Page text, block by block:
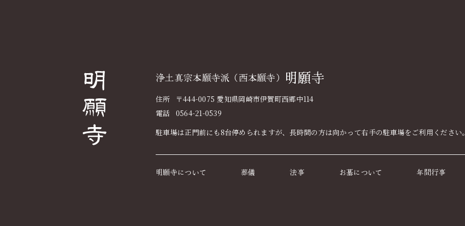
浄土真宗本願寺派（西本願寺） 明願寺
住所
〒444-0075 愛知県岡崎市伊賀町西郷中114
電話 0564-21-0539
駐車場は正門前にも8台停められますが、長時間の方は向かって右手の駐車場をご利用ください｡
明願寺について 葬儀 法事 お墓について 年間行事